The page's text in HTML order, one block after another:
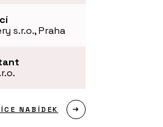
s.r.o., Praha
NABÍDEK